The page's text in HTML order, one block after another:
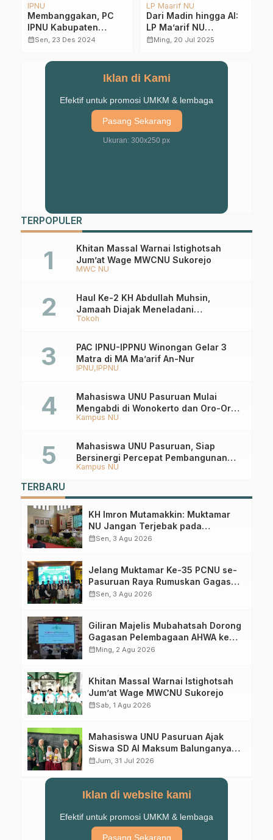
Abad Kedua NU
LPNU
Launching Soon,
NUmbasmart “Toko
Retail Dari, Oleh, dan
Berita Kampus NU
ONPASY Perbankan
Syariah STAI
Salahuddin Sukses,
Diadakan Setiap
Tahun
calendar_monthSel, 21 Feb 2023
Iklan di Kami
Efektif untuk promosi UMKM & lembaga
Pasang Sekarang
Ukuran: 300x250 px
TERPOPULER
MWC NU
Khitan Massal Warnai Istighotsah
Jum’at Wage MWCNU Sukorejo
Tokoh
Haul Ke-2 KH Abdullah Muhsin,
Jamaah Diajak Meneladani
Keistiqamahan
IPNU IPPNU
PAC IPNU-IPPNU Winongan Gelar 3
Matra di MA Ma’arif An-Nur
Kampus NU
Mahasiswa UNU Pasuruan Mulai
Mengabdi di Wonokerto dan Oro-Oro
Ombo Wetan Berikut Programnya
Kampus NU
Mahasiswa UNU Pasuruan, Siap
Bersinergi Percepat Pembangunan
Desa Toyaning
TERBARU
KH Imron Mutamakkin: Muktamar
NU Jangan Terjebak pada
Perebutan Kursi Ketua Umum
calendar_monthSen, 3 Agu 2026
Jelang Muktamar Ke-35 PCNU se-
Pasuruan Raya Rumuskan Gagasan
Transformasi Gerakan NU Menuju
calendar_monthSen, 3 Agu 2026
Giliran Majelis Mubahatsah Dorong
Gagasan Pelembagaan AHWA ke
Forum Muktamar Mendatang
calendar_monthMing, 2 Agu 2026
Khitan Massal Warnai Istighotsah
Jum’at Wage MWCNU Sukorejo
calendar_monthSab, 1 Agu 2026
Mahasiswa UNU Pasuruan Ajak
Siswa SD Al Maksum Balunganyar
Kuasai Penjumlahan Bersusun
calendar_monthJum, 31 Jul 2026
Iklan di website kami
Efektif untuk promosi UMKM & lembaga
Pasang Sekarang